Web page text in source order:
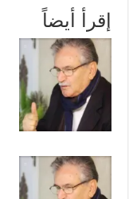
إقرأ أيضاً